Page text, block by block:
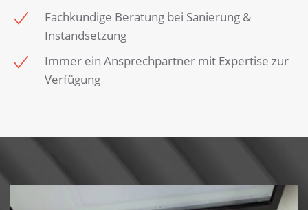
Fachkundige Beratung bei Sanierung &
Instandsetzung
Immer ein Ansprechpartner mit Expertise zur
Verfügung